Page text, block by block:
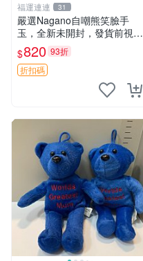
福運連連 31
嚴選Nagano自嘲熊笑臉手
玉，全新未開封，發貨前視頻
確認，海南 廣西 貴州 嚴選N
agano自嘲熊笑臉手玉，全新
未開封，發貨前視頻確認，四
$820 93折
折扣碼